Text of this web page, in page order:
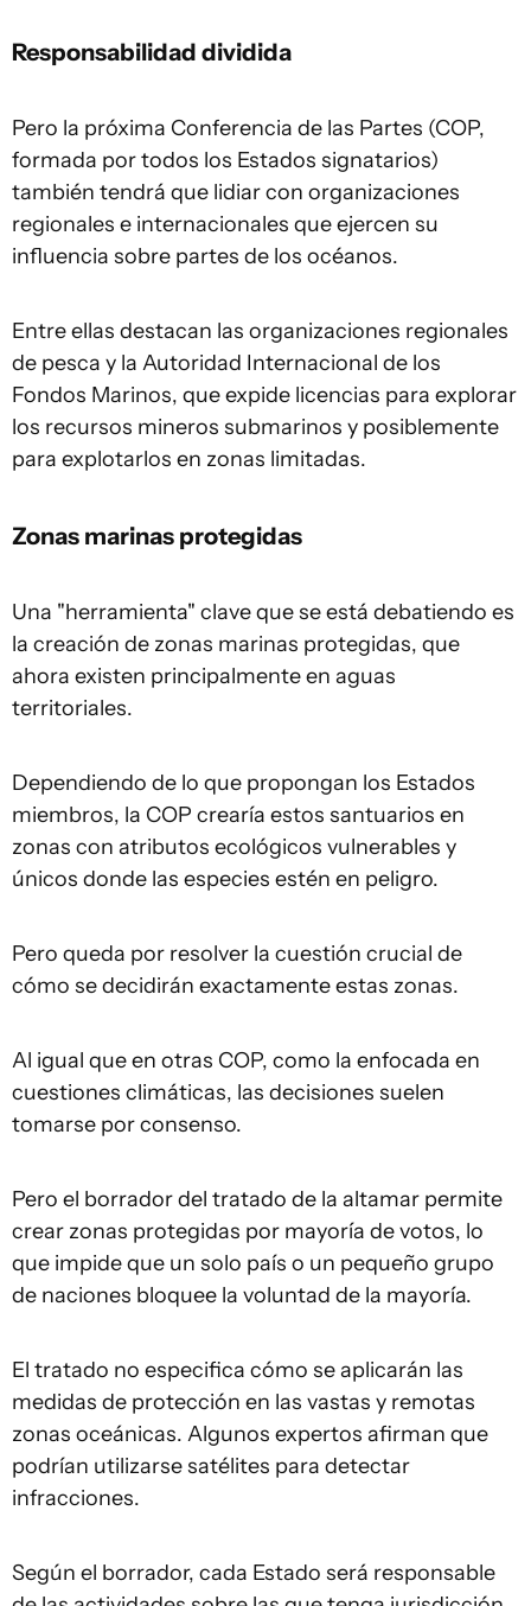
Responsabilidad dividida
Pero la próxima Conferencia de las Partes (COP,
formada por todos los Estados signatarios)
también tendrá que lidiar con organizaciones
regionales e internacionales que ejercen su
influencia sobre partes de los océanos.
Entre ellas destacan las organizaciones regionales
de pesca y la Autoridad Internacional de los
Fondos Marinos, que expide licencias para explorar
los recursos mineros submarinos y posiblemente
para explotarlos en zonas limitadas.
Zonas marinas protegidas
Una "herramienta" clave que se está debatiendo es
la creación de zonas marinas protegidas, que
ahora existen principalmente en aguas
territoriales.
Dependiendo de lo que propongan los Estados
miembros, la COP crearía estos santuarios en
zonas con atributos ecológicos vulnerables y
únicos donde las especies estén en peligro.
Pero queda por resolver la cuestión crucial de
cómo se decidirán exactamente estas zonas.
Al igual que en otras COP, como la enfocada en
cuestiones climáticas, las decisiones suelen
tomarse por consenso.
Pero el borrador del tratado de la altamar permite
crear zonas protegidas por mayoría de votos, lo
que impide que un solo país o un pequeño grupo
de naciones bloquee la voluntad de la mayoría.
El tratado no especifica cómo se aplicarán las
medidas de protección en las vastas y remotas
zonas oceánicas. Algunos expertos afirman que
podrían utilizarse satélites para detectar
infracciones.
Según el borrador, cada Estado será responsable